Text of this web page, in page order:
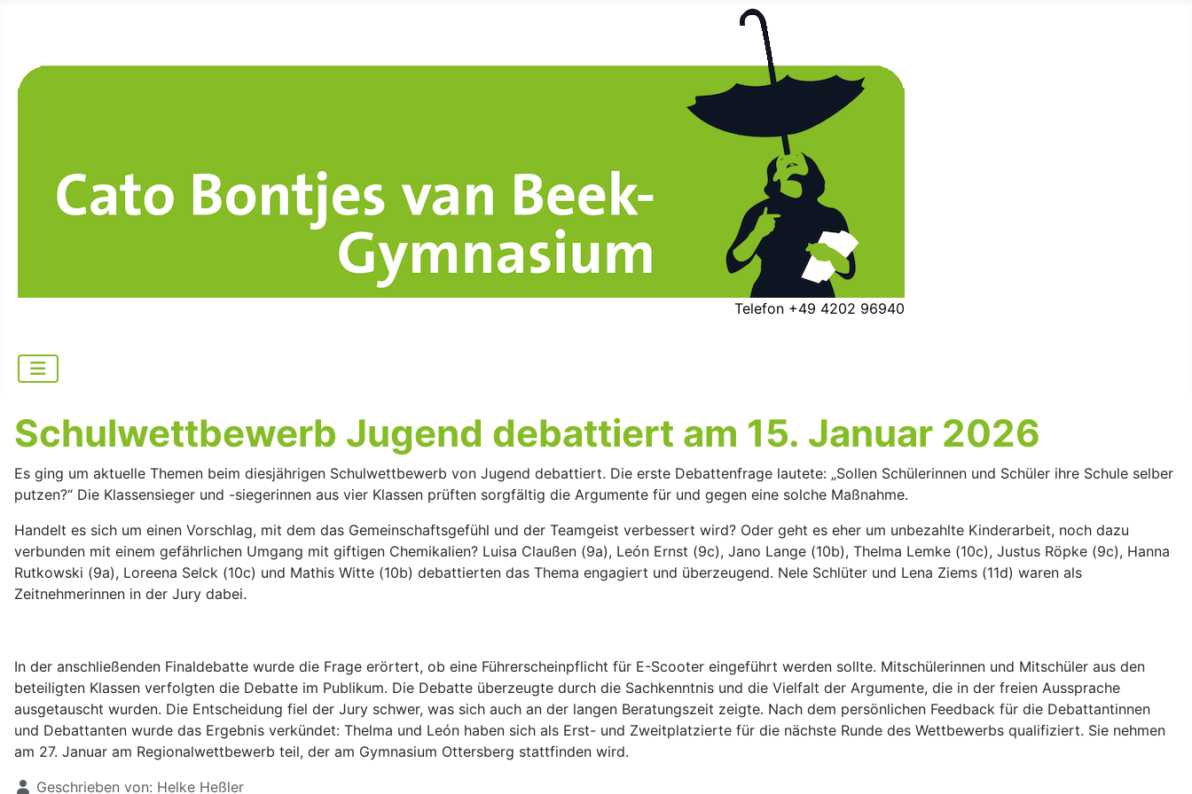
Telefon +49 4202 96940
Schulwettbewerb Jugend debattiert am 15. Januar 2026
Es ging um aktuelle Themen beim diesjährigen Schulwettbewerb von Jugend debattiert. Die erste Debattenfrage lautete: „Sollen Schülerinnen und Schüler ihre Schule selber
putzen?“ Die Klassensieger und -siegerinnen aus vier Klassen prüften sorgfältig die Argumente für und gegen eine solche Maßnahme.
Handelt es sich um einen Vorschlag, mit dem das Gemeinschaftsgefühl und der Teamgeist verbessert wird? Oder geht es eher um unbezahlte Kinderarbeit, noch dazu
verbunden mit einem gefährlichen Umgang mit giftigen Chemikalien? Luisa Claußen (9a), León Ernst (9c), Jano Lange (10b), Thelma Lemke (10c), Justus Röpke (9c), Hanna
Rutkowski (9a), Loreena Selck (10c) und Mathis Witte (10b) debattierten das Thema engagiert und überzeugend. Nele Schlüter und Lena Ziems (11d) waren als
Zeitnehmerinnen in der Jury dabei.
In der anschließenden Finaldebatte wurde die Frage erörtert, ob eine Führerscheinpflicht für E-Scooter eingeführt werden sollte. Mitschülerinnen und Mitschüler aus den
beteiligten Klassen verfolgten die Debatte im Publikum. Die Debatte überzeugte durch die Sachkenntnis und die Vielfalt der Argumente, die in der freien Aussprache
ausgetauscht wurden. Die Entscheidung fiel der Jury schwer, was sich auch an der langen Beratungszeit zeigte. Nach dem persönlichen Feedback für die Debattantinnen
und Debattanten wurde das Ergebnis verkündet: Thelma und León haben sich als Erst- und Zweitplatzierte für die nächste Runde des Wettbewerbs qualifiziert. Sie nehmen
am 27. Januar am Regionalwettbewerb teil, der am Gymnasium Ottersberg stattfinden wird.
DetailsGeschrieben von: Helke Heßler